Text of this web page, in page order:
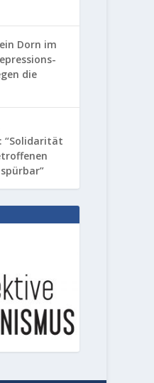
Dorn im
die
“Solidarität